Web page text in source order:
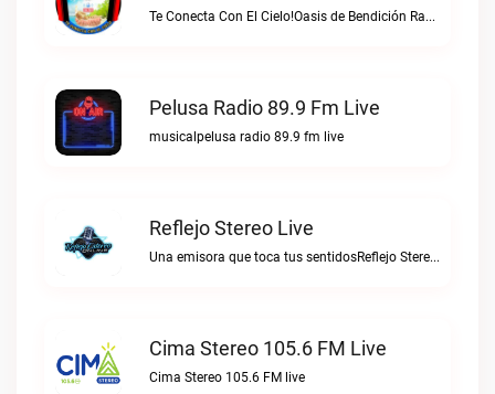
Te Conecta Con El Cielo!Oasis de Bendición Radio live
Pelusa Radio 89.9 Fm Live
musicalpelusa radio 89.9 fm live
Reflejo Stereo Live
Una emisora que toca tus sentidosReflejo Stereo live
Cima Stereo 105.6 FM Live
Cima Stereo 105.6 FM live